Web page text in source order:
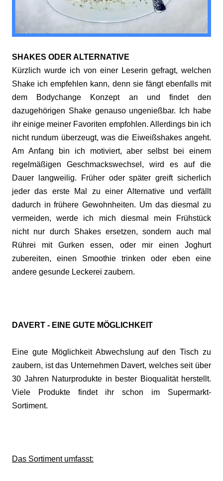
SHAKES ODER ALTERNATIVE
Kürzlich wurde ich von einer Leserin gefragt, welchen
Shake ich empfehlen kann, denn sie fängt ebenfalls mit
dem Bodychange Konzept an und findet den
dazugehörigen Shake genauso ungenießbar. Ich habe
ihr einige meiner Favoriten empfohlen. Allerdings bin ich
nicht rundum überzeugt, was die Eiweißshakes angeht.
Am Anfang bin ich motiviert, aber selbst bei einem
regelmäßigen Geschmackswechsel, wird es auf die
Dauer langweilig. Früher oder später greift sicherlich
jeder das erste Mal zu einer Alternative und verfällt
dadurch in frühere Gewohnheiten. Um das diesmal zu
vermeiden, werde ich mich diesmal mein Frühstück
nicht nur durch Shakes ersetzen, sondern auch mal
Rührei mit Gurken essen, oder mir einen Joghurt
zubereiten, einen Smoothie trinken oder eben eine
andere gesunde Leckerei zaubern.
DAVERT - EINE GUTE MÖGLICHKEIT
Eine gute Möglichkeit Abwechslung auf den Tisch zu
zaubern, ist das Unternehmen Davert, welches seit über
30 Jahren Naturprodukte in bester Bioqualität herstellt.
Viele Produkte findet ihr schon im Supermarkt-
Sortiment.
Das Sortiment umfasst: